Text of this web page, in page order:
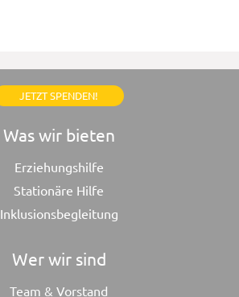
JETZT SPENDEN!
Was wir bieten
Erziehungshilfe
Stationäre Hilfe
Inklusionsbegleitung
Wer wir sind
Team & Vorstand